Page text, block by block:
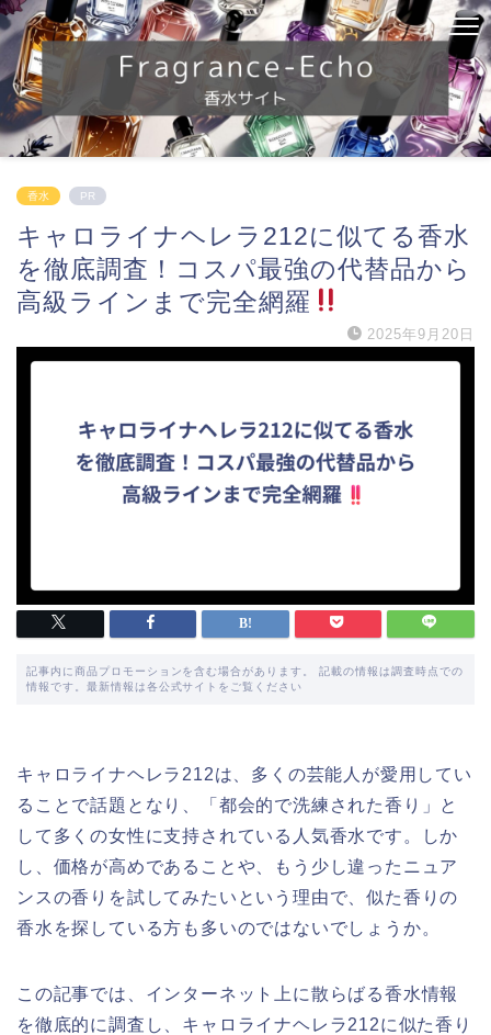
香水 PR
キャロライナヘレラ212に似てる香水
を徹底調査！コスパ最強の代替品から
高級ラインまで完全網羅
2025年9月20日
記事内に商品プロモーションを含む場合があります。 記載の情報は調査時点での
情報です。最新情報は各公式サイトをご覧ください
キャロライナヘレラ212は、多くの芸能人が愛用してい
ることで話題となり、「都会的で洗練された香り」と
して多くの女性に支持されている人気香水です。しか
し、価格が高めであることや、もう少し違ったニュア
ンスの香りを試してみたいという理由で、似た香りの
香水を探している方も多いのではないでしょうか。
この記事では、インターネット上に散らばる香水情報
を徹底的に調査し、キャロライナヘレラ212に似た香り